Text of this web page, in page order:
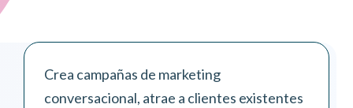
Crea campañas de marketing
conversacional, atrae a clientes existentes